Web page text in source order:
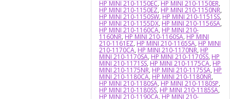
HP MINI 210-1150EC, HP MINI 210-1150ER,
HP MINI 210-1150EZ, HP MINI 210-1150NR,
HP MINI 210-1150SW, HP MINI 210-1151SS,
HP MINI 210-1155DX, HP MINI 210-1156SA,
HP MINI 210-1160CA, HP MINI 210-
1160NR, HP MINI 210-1160SA, HP MINI
210-1161EZ, HP MINI 210-1165SA, HP MINI
210-1170CA, HP MINI 210-1170NR, HP
MINI 210-1170SA, HP MINI 210-1170SS, HP
MINI 210-1171SS, HP MINI 210-1175CA, HP
MINI 210-1175NR, HP MINI 210-1175SA, HP
MINI 210-1180CA, HP MINI 210-1180NR,
HP MINI 210-1180SA, HP MINI 210-1180SP,
HP MINI 210-1180SS, HP MINI 210-1185SA,
HP MINI 210-1190CA, HP MINI 210-